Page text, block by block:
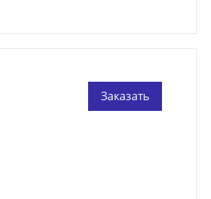
Заказать